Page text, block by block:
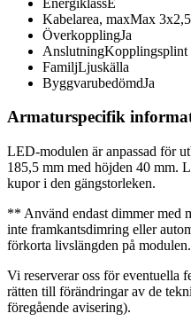
Kabelarea, maxMax
ÖverkopplingJa
AnslutningKopplingsplint
FamiljLjuskälla
ByggvarubedömdJa
Armaturspecifik
LED-modulen är anpassad för
185,5 mm med höjden 40 mm.
kupor i den gängstorleken.
** Använd endast dimmer med
inte framkantsdimring eller
förkorta livslängden på modulen.
Vi reserverar oss för eventuella
rätten till förändringar av de
föregående avisering).